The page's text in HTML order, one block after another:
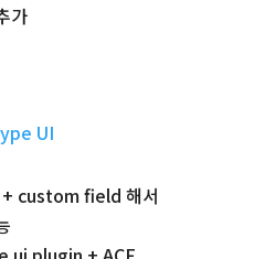
가
UI
custom field 해서